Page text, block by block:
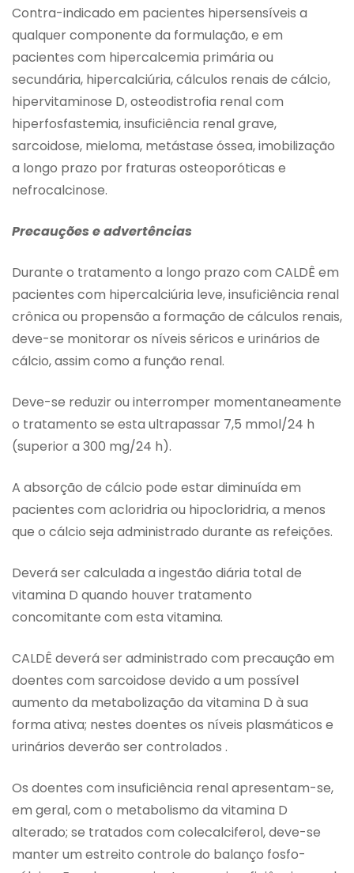
Contra-indicado em pacientes hipersensíveis a
qualquer componente da formulação, e em
pacientes com hipercalcemia primária ou
secundária, hipercalciúria, cálculos renais de cálcio,
hipervitaminose D, osteodistrofia renal com
hiperfosfastemia, insuficiência renal grave,
sarcoidose, mieloma, metástase óssea, imobilização
a longo prazo por fraturas osteoporóticas e
nefrocalcinose.
Precauções e advertências
Durante o tratamento a longo prazo com CALDÊ em
pacientes com hipercalciúria leve, insuficiência renal
crônica ou propensão a formação de cálculos renais,
deve-se monitorar os níveis séricos e urinários de
cálcio, assim como a função renal.
Deve-se reduzir ou interromper momentaneamente
o tratamento se esta ultrapassar 7,5 mmol/24 h
(superior a 300 mg/24 h).
A absorção de cálcio pode estar diminuída em
pacientes com acloridria ou hipocloridria, a menos
que o cálcio seja administrado durante as refeições.
Deverá ser calculada a ingestão diária total de
vitamina D quando houver tratamento
concomitante com esta vitamina.
CALDÊ deverá ser administrado com precaução em
doentes com sarcoidose devido a um possível
aumento da metabolização da vitamina D à sua
forma ativa; nestes doentes os níveis plasmáticos e
urinários deverão ser controlados .
Os doentes com insuficiência renal apresentam-se,
em geral, com o metabolismo da vitamina D
alterado; se tratados com colecalciferol, deve-se
manter um estreito controle do balanço fosfo-